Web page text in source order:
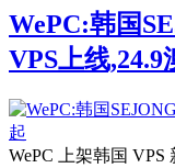
WePC:韩国
VPS上线,24.9
WePC 上架韩国 VPS